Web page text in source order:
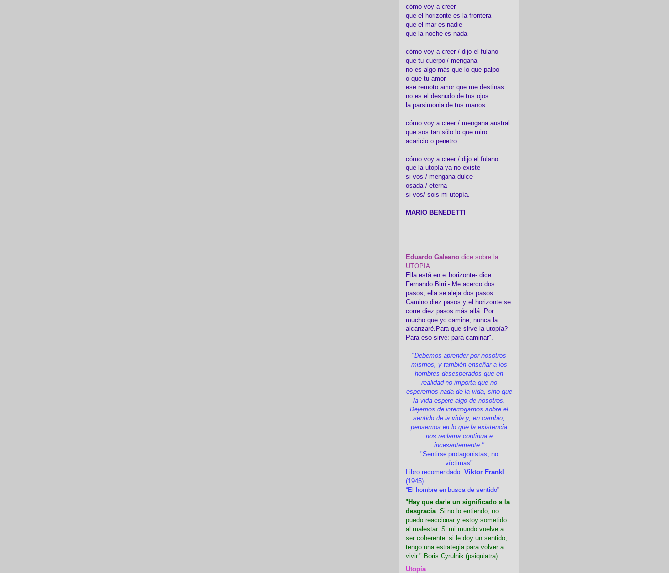
cómo voy a creer
que el horizonte es la frontera
que el mar es nadie
que la noche es nada
cómo voy a creer / dijo el fulano
que tu cuerpo / mengana
no es algo más que lo que palpo
o que tu amor
ese remoto amor que me destinas
no es el desnudo de tus ojos
la parsimonia de tus manos
cómo voy a creer / mengana austral
que sos tan sólo lo que miro
acaricio o penetro
cómo voy a creer / dijo el fulano
que la utopía ya no existe
si vos / mengana dulce
osada / eterna
si vos/ sois mi utopía.
MARIO BENEDETTI
Eduardo Galeano dice sobre la
UTOPIA:
Ella está en el horizonte- dice
Fernando Birri.- Me acerco dos
pasos, ella se aleja dos pasos.
Camino diez pasos y el horizonte se
corre diez pasos más allá. Por
mucho que yo camine, nunca la
alcanzaré.Para que sirve la utopía?
Para eso sirve: para caminar".
"Debemos aprender por nosotros
mismos, y también enseñar a los
hombres desesperados que en
realidad no importa que no
esperemos nada de la vida, sino que
la vida espere algo de nosotros.
Dejemos de interrogarnos sobre el
sentido de la vida y, en cambio,
pensemos en lo que la existencia
nos reclama continua e
incesantemente."
"Sentirse protagonistas, no
víctimas"
Libro recomendado: Viktor Frankl
(1945):
“El hombre en busca de sentido”
" Hay que darle un significado a la
desgracia. Si no lo entiendo, no
puedo reaccionar y estoy sometido
al malestar. Si mi mundo vuelve a
ser coherente, si le doy un sentido,
tengo una estrategia para volver a
vivir." Boris Cyrulnik (psiquiatra)
Utopía